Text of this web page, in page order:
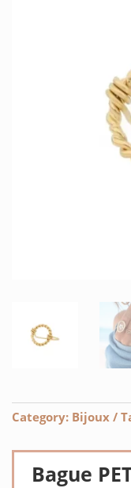
Category: Bijoux
Bague